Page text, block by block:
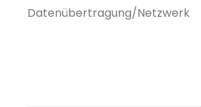
Datenübertragung/Netzwerk